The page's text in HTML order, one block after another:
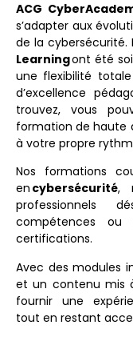
ACG
s’adapter aux
de la cybersécurité.
Learningont été
une flexibilité
d’excellence
trouvez, vous
formation de haute
à votre propre
Nos formations
en cybersécurité,
professionnels
compétences
certifications.
Avec des modules
et un contenu mis
fournir une
tout en restant